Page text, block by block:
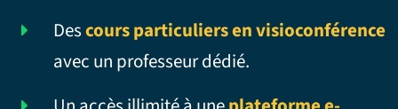
Descours particuliers en visioconférence
avec un professeur dédié.